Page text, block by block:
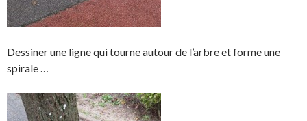
Dessiner une ligne qui tourne autour de l’arbre et forme une
spirale …